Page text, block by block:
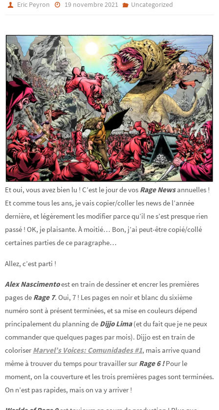
Eric Peyron 19 novembre 2021 Uncategorized
Et oui, vous avez bien lu ! C’est le jour de vos Rage Newsannuelles !
Et comme tous les ans, je vais copier/coller les news de l’année
dernière, et légèrement les modifier parce qu’il ne s’est presque rien
passé ! OK, je plaisante. À moitié… Bon, j’ai peut-être copié/collé
certaines parties de ce paragraphe…
Allez, c’est parti !
Alex Nascimentoest en train de dessiner et encrer les premières
pages de Rage 7. Oui, 7 ! Les pages en noir et blanc du sixième
numéro sont à présent terminées, et sa mise en couleurs dépend
principalement du planning de Dijjo Lima(et du fait que je ne peux
commander que quelques pages par mois). Dijjo est en train de
coloriser Marvel’s Voices: Comunidades #1, mais arrive quand
même à trouver du temps pour travailler sur Rage 6 !Pour le
moment, on la couverture et les trois premières pages sont terminées.
On n’est pas rapides, mais on va y arriver !